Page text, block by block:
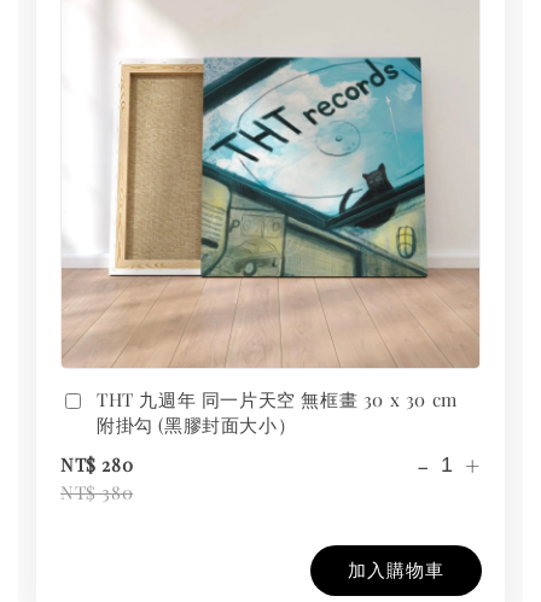
THT 九週年 同一片天空 無框畫 30 x 30 cm
附掛勾 (黑膠封面大小）
NT$ 280
NT$ 380
- +
加入購物車